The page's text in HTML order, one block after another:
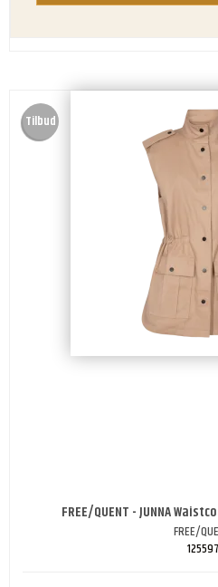
Tilbud
FREE/QUENT - JUNNA
FREE/
125597